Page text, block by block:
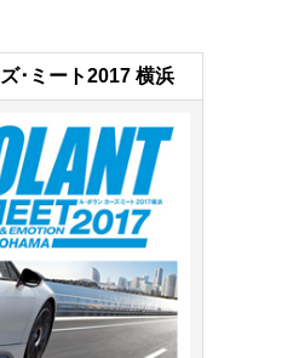
･ミート2017 横浜